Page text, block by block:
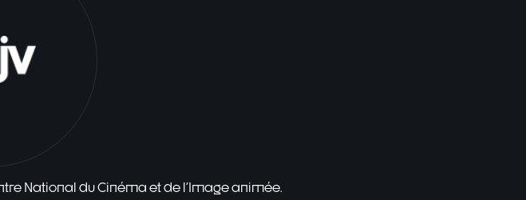
National du Cinéma et de l'Image animée.